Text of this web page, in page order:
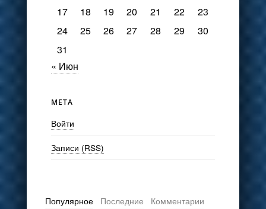
17
18 19 20 21 22
23
24
25 26 27 28 29
30
31
« Июн
МЕТА
Войти
Записи (RSS)
Популярное Последние
Комментарии